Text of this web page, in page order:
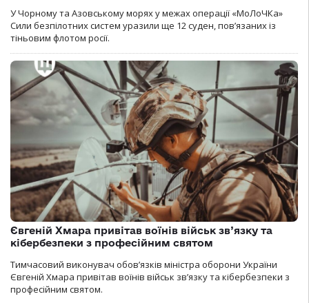
У Чорному та Азовському морях у межах операції «МоЛоЧКа»
Сили безпілотних систем уразили ще 12 суден, пов’язаних із
тіньовим флотом росії.
Євгеній Хмара привітав воїнів військ зв’язку та
кібербезпеки з професійним святом
Тимчасовий виконувач обов’язків міністра оборони України
Євгеній Хмара привітав воїнів військ зв’язку та кібербезпеки з
професійним святом.